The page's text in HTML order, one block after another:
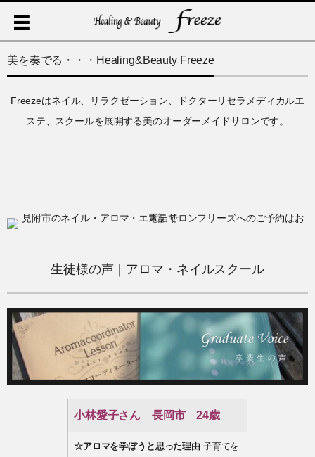
美を奏でる・・・Healing&Beauty Freeze
Freezeはネイル、リラクゼーション、ドクターリセラメディカルエ
ステ、スクールを展開する美のオーダーメイドサロンです。
生徒様の声｜アロマ・ネイルスクール
小林愛子さん 長岡市 24歳
☆アロマを学ぼうと思った理由 子育てを